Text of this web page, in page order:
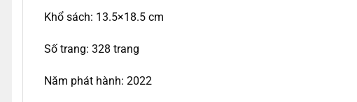
Khổ sách: 13.5×18.5 cm
Số trang: 328 trang
Năm phát hành: 2022